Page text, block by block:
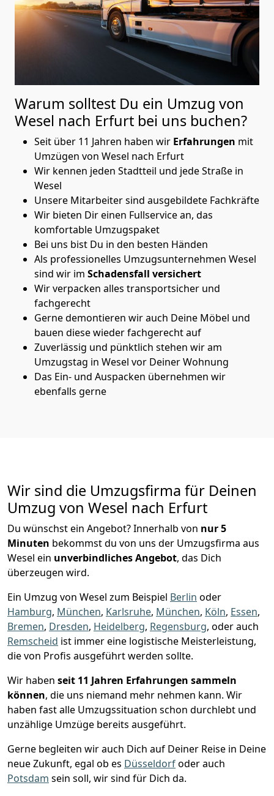
Warum solltest Du ein Umzug von
Wesel nach Erfurt bei uns buchen?
Seit über 11 Jahren haben wir Erfahrungen mit
Umzügen von Wesel nach Erfurt
Wir kennen jeden Stadtteil und jede Straße in
Wesel
Unsere Mitarbeiter sind ausgebildete Fachkräfte
Wir bieten Dir einen Fullservice an, das
komfortable Umzugspaket
Bei uns bist Du in den besten Händen
Als professionelles Umzugsunternehmen Wesel
sind wir im Schadensfall versichert
Wir verpacken alles transportsicher und
fachgerecht
Gerne demontieren wir auch Deine Möbel und
bauen diese wieder fachgerecht auf
Zuverlässig und pünktlich stehen wir am
Umzugstag in Wesel vor Deiner Wohnung
Das Ein- und Auspacken übernehmen wir
ebenfalls gerne
Wir sind die Umzugsfirma für Deinen
Umzug von Wesel nach Erfurt
Du wünschst ein Angebot? Innerhalb von nur 5
Minuten bekommst du von uns der Umzugsfirma aus
Wesel ein unverbindliches Angebot, das Dich
überzeugen wird.
Ein Umzug von Wesel zum Beispiel Berlin oder
Hamburg, München, Karlsruhe, München, Köln, Essen,
Bremen, Dresden, Heidelberg, Regensburg, oder auch
Remscheid ist immer eine logistische Meisterleistung,
die von Profis ausgeführt werden sollte.
Wir haben seit 11 Jahren Erfahrungen sammeln
können, die uns niemand mehr nehmen kann. Wir
haben fast alle Umzugssituation schon durchlebt und
unzählige Umzüge bereits ausgeführt.
Gerne begleiten wir auch Dich auf Deiner Reise in Deine
neue Zukunft, egal ob es Düsseldorfoder auch
Potsdam sein soll, wir sind für Dich da.